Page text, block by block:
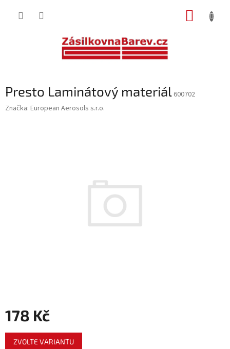
Presto Laminátový materiál 600702
Značka: European Aerosols s.r.o.
178 Kč
Měrná
cena:
ZVOLTE VARIANTU